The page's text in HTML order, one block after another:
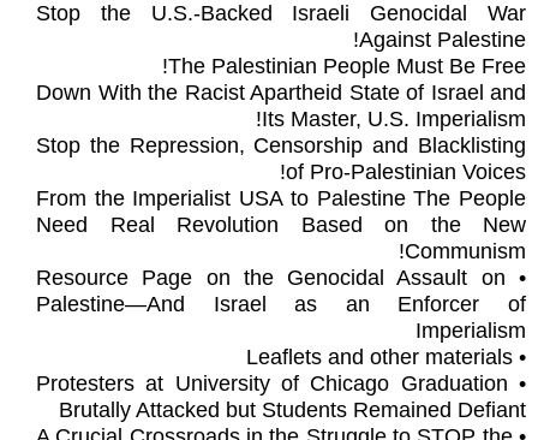
Stop the U.S.-Backed Israeli Genocidal War
Against Palestine!
The Palestinian People Must Be Free!
Down With the Racist Apartheid State of Israel and
Its Master, U.S. Imperialism!
Stop the Repression, Censorship and Blacklisting
of Pro-Palestinian Voices!
From the Imperialist USA to Palestine The People
Need Real Revolution Based on the New
Communism!
• Resource Page on the Genocidal Assault on
Palestine—And Israel as an Enforcer of
Imperialism
• Leaflets and other materials
• Protesters at University of Chicago Graduation
Brutally Attacked but Students Remained Defiant